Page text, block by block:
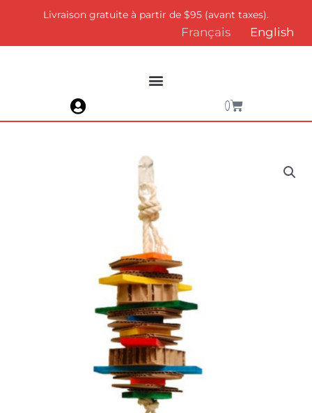
Livraison gratuite à partir de $95 (avant taxes).
Français English
0
Panier